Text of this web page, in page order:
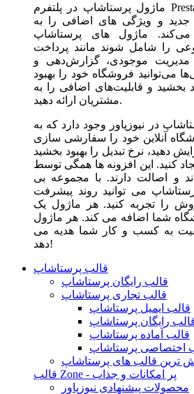
ماژول‌ پرستاشاپ در پلتفرم PrestaShop به ابزارهایی گفته
و ویژگی های اضافی را به
ماژول های پرستاشاپ
را شامل شوند مانند پرداخت
مدیریت موجودی، گزارش‌دهی و
می‌توانید فروشگاه خود را بهبود
بخشید و قابلیت‌های اضافی را به
مشتریان ارائه دهید.
در نیوزپاور وجود دارد که به
آنلاین خود را سفارشی سازی
دهید، نرخ تبدیل را بهبود بخشید
کنید. این افزونه ها همگی توسط
و اصالت دارند. با مجموعه بی
می توانید روند پیشرفت
را تجربه کنید. هر ماژول یک
شما اضافه می کند. هر ماژول
به کسب و کار شما هدیه می
دهد!
قالب پرستاشاپ
قالب رایگان پرستاشاپ
قالب تجاری پرستاشاپ
قالب ایمیل پرستاشاپ
رایگان پرستاشاپ
قالب آماده پرستاشاپ
اختصاصی پرستاشاپ
ترین قالب های پرستاشاپ
قالب Zone - پر امکانات و جذاب
محصولات پیشنهادی نیوزپاور